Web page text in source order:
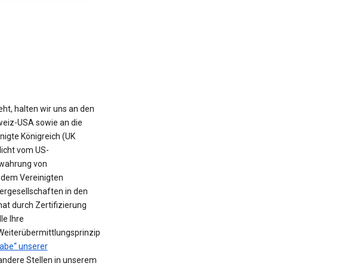
halten wir uns an den
USA sowie an die
Königreich (UK
vom US-
von
Vereinigten
in den
durch Zertifizierung
Ihre
unserer
Stellen in unserem